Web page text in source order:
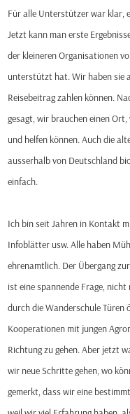
Für alle Unterstützer war klar,
Jetzt kann man erste
der kleineren Organisationen
unterstützt hat. Wir haben sie
Reisebeitrag zahlen können.
gesagt, wir brauchen einen
und helfen können. Auch die
ausserhalb von Deutschland
einfach.
Ich bin seit Jahren in Kontakt
Infoblätter usw. Alle haben
ehrenamtlich. Der Übergang
ist eine spannende Frage,
durch die Wanderschule
Kooperationen mit jungen
Richtung zu gehen. Aber jetzt
wir neue Schritte gehen, wo
gemerkt, dass wir eine